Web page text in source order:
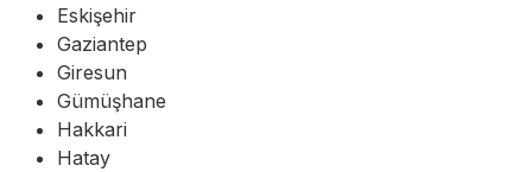
Eskişehir
Gaziantep
Giresun
Gümüşhane
Hakkari
Hatay